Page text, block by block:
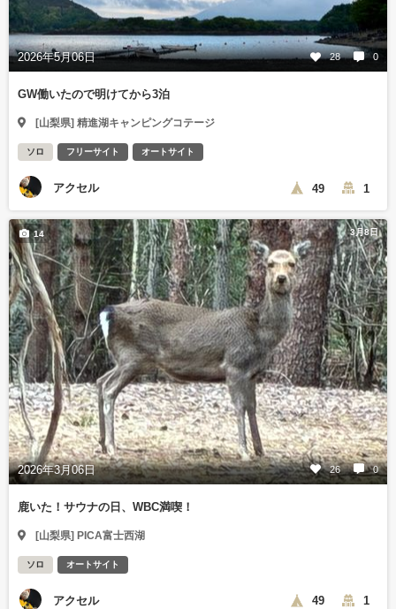
2026年5月06日 28 0
GW働いたので明けてから3泊
[山梨県] 精進湖キャンピングコテージ
ソロ フリーサイト オートサイト
アクセル 49 1
3月8日
2026年3月06日 26 0
14
鹿いた！サウナの日、WBC満喫！
[山梨県] PICA富士西湖
ソロ オートサイト
アクセル 49 1